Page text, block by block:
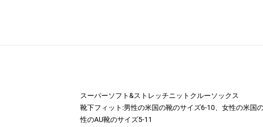
スーパーソフト&ストレッチニットクルーソックス
靴下フィット:男性の米国の靴のサイズ6-10、女性の米国
性のAU靴のサイズ5-11